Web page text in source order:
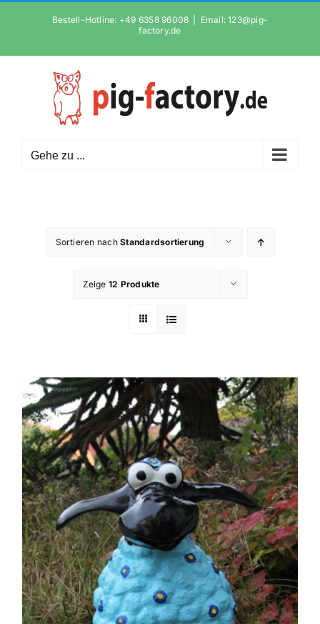
Bestell-Hotline: +49 6358 96008
Email: 123@pig-
factory.de
Gehe zu ...
Sortieren nachStandardsortierung
Zeige 12 Produkte